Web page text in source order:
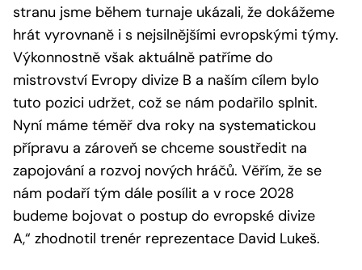
stranu jsme během turnaje ukázali, že dokážeme
hrát vyrovnaně i s nejsilnějšími evropskými týmy.
Výkonnostně však aktuálně patříme do
mistrovství Evropy divize B a naším cílem bylo
tuto pozici udržet, což se nám podařilo splnit.
Nyní máme téměř dva roky na systematickou
přípravu a zároveň se chceme soustředit na
zapojování a rozvoj nových hráčů. Věřím, že se
nám podaří tým dále posílit a v roce 2028
budeme bojovat o postup do evropské divize
A,“ zhodnotil trenér reprezentace David Lukeš.